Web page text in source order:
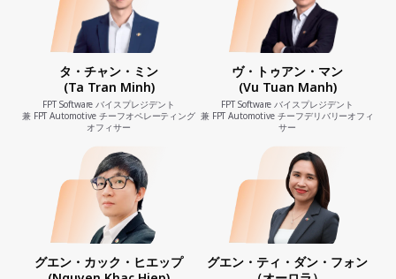
タ・チャン・ミン
(Ta Tran Minh)
FPT Software バイスプレジデント
兼 FPT Automotive チーフオペレーティング
オフィサー
ヴ・トゥアン・マン
(Vu Tuan Manh)
FPT Software バイスプレジデント
兼 FPT Automotive チーフデリバリーオフィ
サー
グエン・カック・ヒエップ
グエン・ティ・ダン・フォン